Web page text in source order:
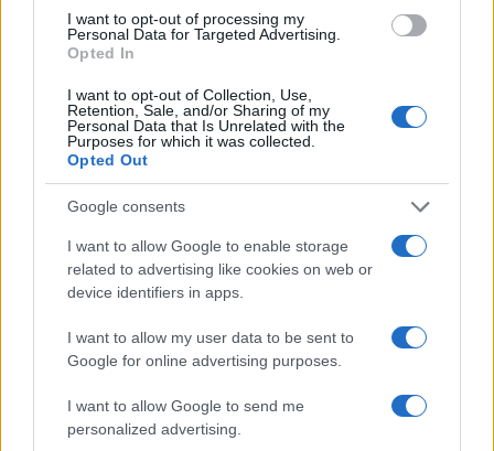
I want to opt-out of processing my
Personal Data for Targeted Advertising.
Opted In
I want to opt-out of Collection, Use,
Retention, Sale, and/or Sharing of my
Personal Data that Is Unrelated with the
Purposes for which it was collected.
Opted Out
Google consents
I want to allow Google to enable storage
related to advertising like cookies on web or
device identifiers in apps.
I want to allow my user data to be sent to
Google for online advertising purposes.
I want to allow Google to send me
personalized advertising.
NERD NEWS
Pieve Comics 2026: tutto ciò che devi sapere
sull’evento nerd di Perugia